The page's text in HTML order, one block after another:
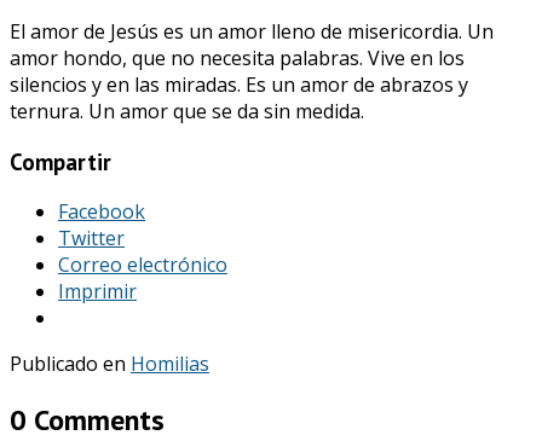
El amor de Jesús es un amor lleno de misericordia. Un
amor hondo, que no necesita palabras. Vive en los
silencios y en las miradas. Es un amor de abrazos y
ternura. Un amor que se da sin medida.
Compartir
Facebook
Twitter
Correo electrónico
Imprimir
Publicado en Homilias
0 Comments